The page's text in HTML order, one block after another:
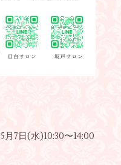
月7日(水)10:30〜14:00